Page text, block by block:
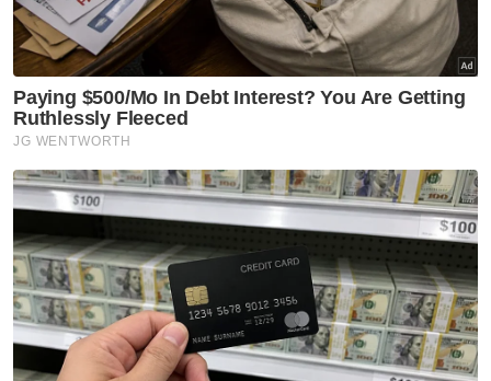
Politik
‘Kecewa dengan Nurul Izzah, ini
bukan jawatan main-main’ -
Rodziah
'Perkahwinan politik ada
tempoh' - Amirudin